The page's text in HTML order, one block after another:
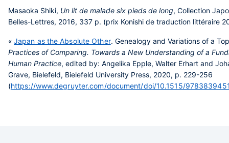
Masaoka Shiki, Un lit de malade six pieds de long, Collection
Belles-Lettres, 2016, 337 p. (prix Konishi de traduction littéraire
« Japan as the Absolute Other. Genealogy and Variations of a
Practices of Comparing. Towards a New Understanding of a
Human Practice, edited by: Angelika Epple, Walter Erhart and
Grave, Bielefeld, Bielefeld University Press, 2020, p. 229-256
(https://www.degruyter.com/document/doi/10.1515/